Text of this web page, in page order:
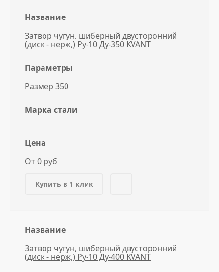
Название
Затвор чугун, шиберный двусторонний
(диск - нерж,) Ру-10 Ду-350 KVANT
Параметры
Размер 350
Марка стали
Цена
От 0 руб
Купить в 1 клик
Название
Затвор чугун, шиберный двусторонний
(диск - нерж,) Ру-10 Ду-400 KVANT